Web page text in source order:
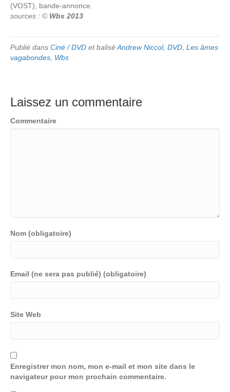
(VOST), bande-annonce.
sources : © Wbs 2013
Publié dans Ciné / DVD et baliséAndrew Niccol, DVD Les âmes
vagabondes Wbs
Laissez un commentaire
Commentaire
Nom (obligatoire)
Email (ne sera pas publié) (obligatoire)
Site Web
Enregistrer mon nom, mon e-mail et mon site dans le
navigateur pour mon prochain commentaire.